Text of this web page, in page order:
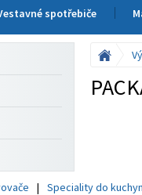
spotřebiče
Speciality do